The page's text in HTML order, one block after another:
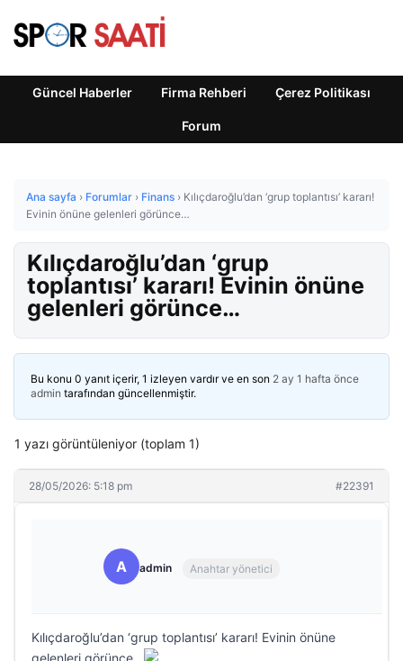
Güncel Haberler Firma Rehberi Çerez Politikası
Forum
Ana sayfa › Forumlar › Finans › Kılıçdaroğlu’dan ‘grup toplantısı’ kararı!
Evinin önüne gelenleri görünce…
Kılıçdaroğlu’dan ‘grup
toplantısı’ kararı! Evinin önüne
gelenleri görünce…
Bu konu 0 yanıt içerir, 1 izleyen vardır ve en son 2 ay 1 hafta önce
admin tarafından güncellenmiştir.
1 yazı görüntüleniyor (toplam 1)
28/05/2026: 5:18 pm #22391
A admin Anahtar yönetici
Kılıçdaroğlu’dan ‘grup toplantısı’ kararı! Evinin önüne
gelenleri görünce…